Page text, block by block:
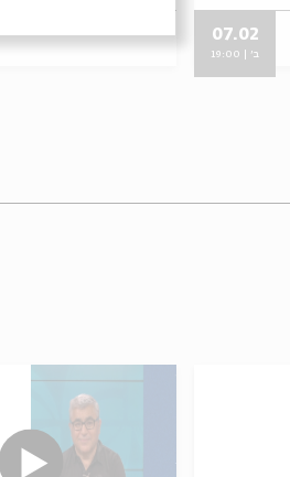
07.02
ב' | 19:00